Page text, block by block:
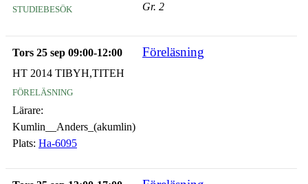
studiebesök
Gr. 2
Tors 25 sep 09:00-12:00 Föreläsning
HT 2014 TIBYH,TITEH
föreläsning
Lärare:
Kumlin__Anders_(akumlin)
Plats: Ha-6095